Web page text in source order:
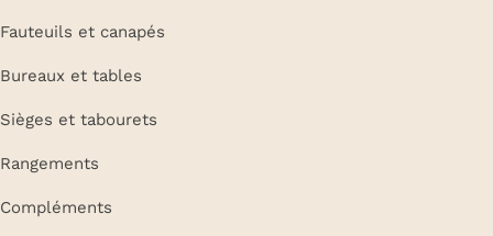
Fauteuils et canapés
Bureaux et tables
Sièges et tabourets
Rangements
Compléments